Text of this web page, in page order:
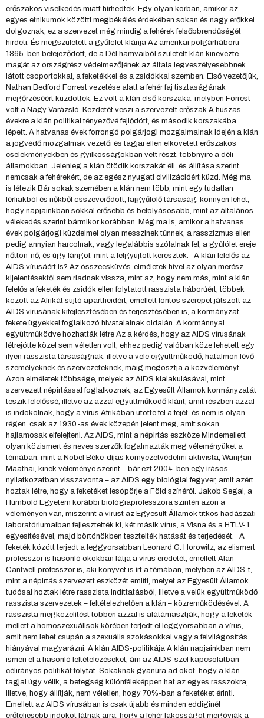
erőszakos viselkedés miatt hírhedtek. Egy olyan korban, amikor az
egyes etnikumok közötti megbékélés érdekében sokan és nagy erőkkel
dolgoznak, ez a szervezet még mindig a fehérek felsőbbrendűségét
hirdeti. És megszületett a gyűlölet klánja Az amerikai polgárháború
1865-ben befejeződött, de a Dél hamvaiból született klán kinevezte
magát az országrész védelmezőjének az általa legveszélyesebbnek
látott csoportokkal, a feketékkel és a zsidókkal szemben. Első vezetőjük,
Nathan Bedford Forrest vezetése alatt a fehér faj tisztaságának
megőrzéséért küzdöttek. Ez volt a klán első korszaka, melyben Forrest
volt a Nagy Varázsló. Kezdetét veszi a szervezett erőszak A húszas
évekre a klán politikai tényezővé fejlődött, és második korszakába
lépett. A hatvanas évek forrongó polgárjogi mozgalmainak idején a klán
a jogvédő mozgalmak vezetői és tagjai ellen elkövetett erőszakos
cselekményekben és gyilkosságokban vett részt, többnyire a déli
államokban. Jelenleg a klán ötödik korszakát éli, és állítása szerint
nemcsak a fehérekért, de az egész nyugati civilizációért küzd. Még ma
is létezik Bár sokak szemében a klán nem több, mint egy tudatlan
férfiakból és nőkből összeverődött, fajgyűlölő társaság, könnyen lehet,
hogy napjainkban sokkal erősebb és befolyásosabb, mint az általános
vélekedés szerint bármikor korábban. Még ma is, amikor a hatvanas
évek polgárjogi küzdelmei olyan messzinek tűnnek, a rasszizmus ellen
pedig annyian harcolnak, vagy legalábbis szólalnak fel, a gyűlölet ereje
nőttön-nő, és úgy lángol, mint a felgyújtott keresztek. A klán felelős az
AIDS vírusáért is? Az összeesküvés-elméletek hívei az olyan merész
kijelentésektől sem riadnak vissza, mint az, hogy nem más, mint a klán
felelős a feketék és zsidók ellen folytatott rasszista háborúért, többek
között az Afrikát sújtó apartheidért, emellett fontos szerepet játszott az
AIDS vírusának kifejlesztésében és terjesztésében is, a kormányzat
fekete ügyekkel foglalkozó hivatalainak oldalán. A kormánnyal
együttműködve hozhatták létre Az a kérdés, hogy az AIDS vírusának
létrejötte közel sem véletlen volt, ehhez pedig valóban köze lehetett egy
ilyen rasszista társaságnak, illetve a vele együttműködő, hatalmon lévő
személyeknek és szervezeteknek, máig megosztja a közvéleményt.
Azon elméletek többsége, melyek az AIDS kialakulásával, mint
szervezett népirtással foglalkoznak, az Egyesült Államok kormányzatát
teszik felelőssé, illetve az azzal együttműködő klánt, amit részben azzal
is indokolnak, hogy a vírus Afrikában ütötte fel a fejét, és nem is olyan
régen, csak az 1930-as évek közepén jelent meg, amit sokan
hajlamosak elfelejteni. Az AIDS, mint a népirtás eszköze Mindemellett
olyan közismert és neves szerzők fogalmazták meg véleményüket a
témában, mint a Nobel Béke-díjas környezetvédelmi aktivista, Wangari
Maathai, kinek véleménye szerint – bár ezt 2004-ben egy írásos
nyilatkozatban visszavonta – az AIDS egy biológiai fegyver, amit azért
hoztak létre, hogy a feketéket lesöpörje a Föld színéről. Jakob Segal, a
Humbold Egyetem korábbi biológiaprofesszora szintén azon a
véleményen van, miszerint a vírust az Egyesült Államok titkos hadászati
laboratóriumaiban fejlesztették ki, két másik vírus, a Visna és a HTLV-1
egyesítésével, majd börtönökben tesztelték hatását és terjedését. A
feketék között terjedt a leggyorsabban Leonard G. Horowitz, az elismert
professzor is hasonló okokban látja a vírus eredetét, emellett Alan
Cantwell professzor is, aki könyvet is írt a témában, melyben az AIDS-t,
mint a népirtás szervezett eszközét említi, melyet az Egyesült Államok
tudósai hoztak létre rasszista indíttatásból, illetve a velük együttműködő
rasszista szervezetek – feltételezhetően a klán – közreműködésével. A
rasszista megközelítést többen azzal is alátámasztják, hogy a feketék
mellett a homoszexuálisok körében terjedt el leggyorsabban a vírus,
amit nem lehet csupán a szexuális szokásokkal vagy a felvilágosítás
hiányával magyarázni. A klán AIDS-politikája A klán napjainkban nem
ismeri el a hasonló feltételezéseket, ám az AIDS-szel kapcsolatban
célirányos politikát folytat. Sokaknak gyanúra ad okot, hogy a klán
tagjai úgy vélik, a betegség különféleképpen hat az egyes rasszokra,
illetve, hogy állítják, nem véletlen, hogy 70%-ban a feketéket érinti.
Emellett az AIDS vírusában is csak újabb és minden eddiginél
erőteljesebb indokot látnak arra, hogy a fehér lakosságot megóvják a